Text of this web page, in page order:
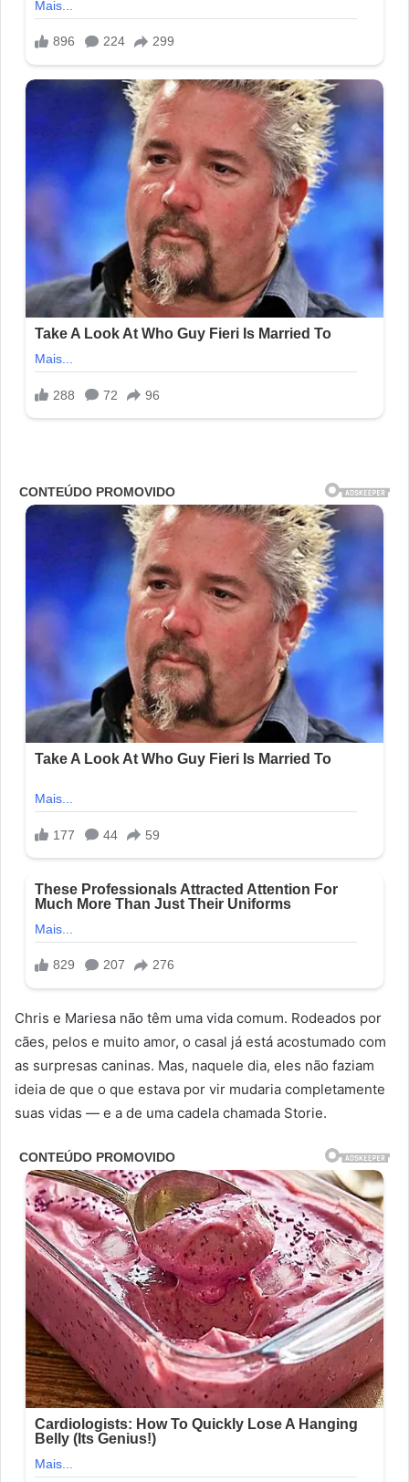
Chris e Mariesa não têm uma vida comum. Rodeados por
cães, pelos e muito amor, o casal já está acostumado com
as surpresas caninas. Mas, naquele dia, eles não faziam
ideia de que o que estava por vir mudaria completamente
suas vidas — e a de uma cadela chamada Storie.